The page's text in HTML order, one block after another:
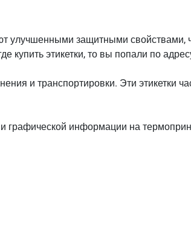
улучшенными защитными свойствами,
купить этикетки, то вы попали по
и транспортировки. Эти этикетки
графической информации на